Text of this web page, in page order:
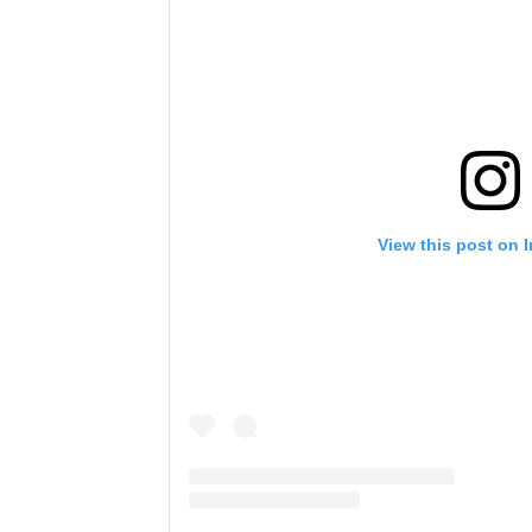
View this post on